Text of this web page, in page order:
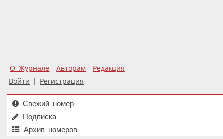
О Журнале Авторам
Редакция
Войти | Регистрация
Свежий номер
Подписка
Архив номеров